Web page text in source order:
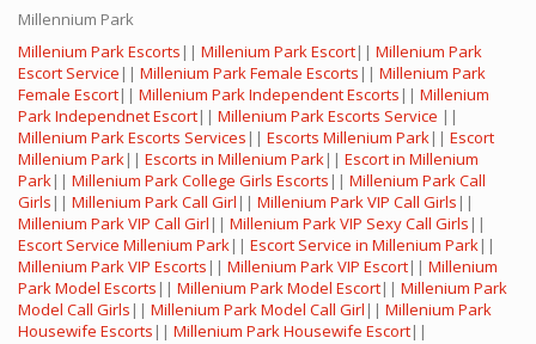
Millennium Park
Millenium Park Escorts || Millenium Park Escort|| Millenium Park
Escort Service || Millenium Park Female Escorts || Millenium Park
Female Escort|| Millenium Park Independent Escorts || Millenium
Park Independnet Escort|| Millenium Park Escorts Service ||
Millenium Park Escorts Services || Escorts Millenium Park|| Escort
Millenium Park|| Escorts in Millenium Park|| Escort in Millenium
Park|| Millenium Park College Girls Escorts || Millenium Park Call
Girls || Millenium Park Call Girl || Millenium Park VIP Call Girls ||
Millenium Park VIP Call Girl || Millenium Park VIP Sexy Call Girls ||
Escort Service Millenium Park|| Escort Service in Millenium Park||
Millenium Park VIP Escorts || Millenium Park VIP Escort|| Millenium
Park Model Escorts || Millenium Park Model Escort|| Millenium Park
Model Call Girls || Millenium Park Model Call Girl || Millenium Park
Housewife Escorts || Millenium Park Housewife Escort||